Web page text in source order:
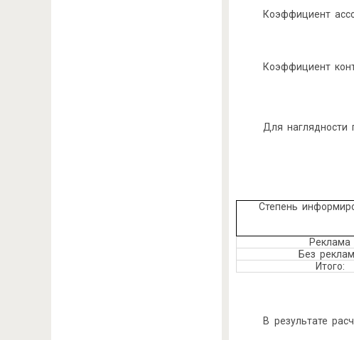
Коэффициент
Коэффициент
Для
Степень
Реклама
Без
Итого:
В результате